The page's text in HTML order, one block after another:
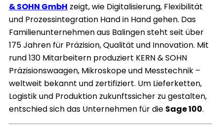
& SOHN GmbH zeigt, wie Digitalisierung, Flexibilität
und Prozessintegration Hand in Hand gehen. Das
Familienunternehmen aus Balingen steht seit über
175 Jahren für Präzision, Qualität und Innovation. Mit
rund 130 Mitarbeitern produziert KERN & SOHN
Präzisionswaagen, Mikroskope und Messtechnik –
weltweit bekannt und zertifiziert. Um Lieferketten,
Logistik und Produktion zukunftssicher zu gestalten,
entschied sich das Unternehmen für die Sage 100.